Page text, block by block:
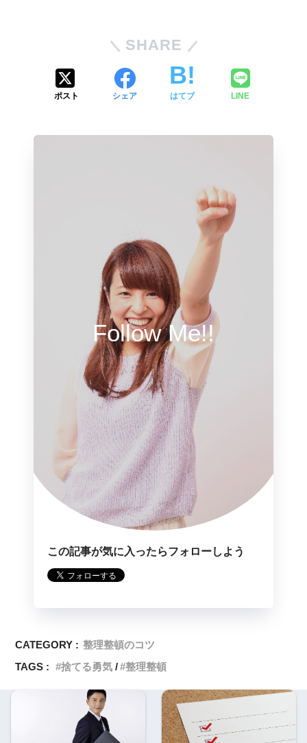
SHARE
ポスト シェア はてブ LINE
Follow Me!!
この記事が気に入ったらフォローしよう
CATEGORY : 整理整頓のコツ
TAGS :
捨てる勇気 整理整頓